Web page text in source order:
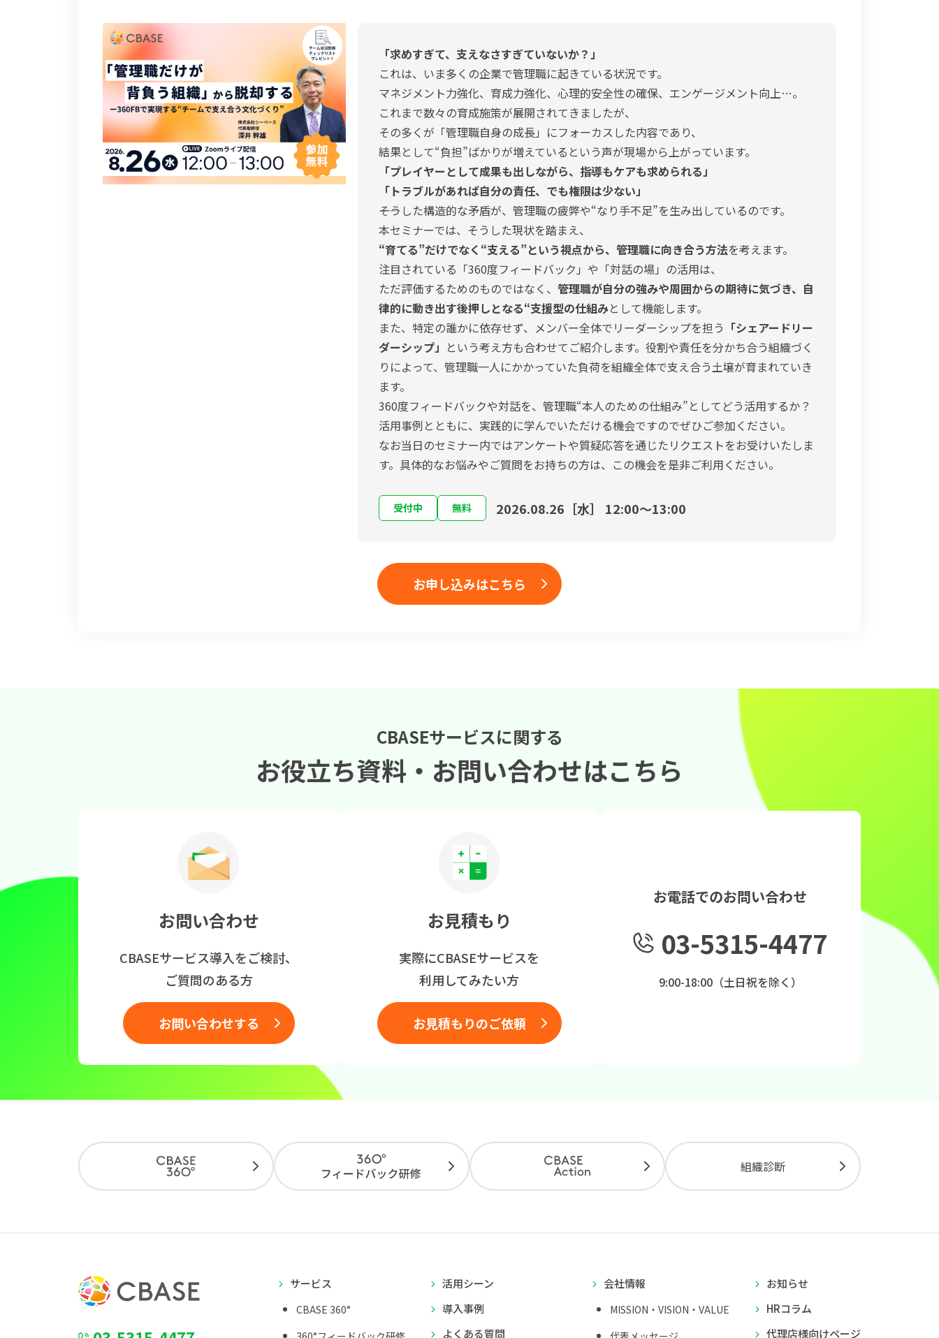
「求めすぎて、支えなさすぎていないか？」
これは、いま多くの企業で管理職に起きている状況です。
マネジメント力強化、育成力強化、心理的安全性の確保、エンゲージメント向上…。
これまで数々の育成施策が展開されてきましたが、
その多くが「管理職自身の成長」にフォーカスした内容であり、
結果として“負担”ばかりが増えているという声が現場から上がっています。
「プレイヤーとして成果も出しながら、指導もケアも求められる」
「トラブルがあれば自分の責任、でも権限は少ない」
――そうした構造的な矛盾が、管理職の疲弊や“なり手不足”を生み出しているのです。
本セミナーでは、そうした現状を踏まえ、
“育てる”だけでなく“支える”という視点から、管理職に向き合う方法を考えます。
注目されている「360度フィードバック」や「対話の場」の活用は、
ただ評価するためのものではなく、 管理職が自分の強みや周囲からの期待に気づき、自
律的に動き出す後押しとなる“支援型の仕組みとして機能します。
また、特定の誰かに依存せず、メンバー全体でリーダーシップを担う 「シェアードリー
ダーシップ」 という考え方も合わせてご紹介します。役割や責任を分かち合う組織づく
りによって、管理職一人にかかっていた負荷を組織全体で支え合う土壌が育まれていき
ます。
360度フィードバックや対話を、管理職“本人のための仕組み”としてどう活用するか？
活用事例とともに、実践的に学んでいただける機会ですのでぜひご参加ください。
なお当日のセミナー内ではアンケートや質疑応答を通じたリクエストをお受けいたしま
す。具体的なお悩みやご質問をお持ちの方は、この機会を是非ご利用ください。
受付中 無料 2026.08.26［水］ 12:00〜13:00
お申し込みはこちら
CBASEサービスに関する
お役立ち資料・ お問い合わせはこちら
お問い合わせ
CBASEサービス導入をご検討、
ご質問のある方
お問い合わせする
お見積もり
実際にCBASEサービスを
利用してみたい方
お見積もりのご依頼
お電話でのお問い合わせ
03-5315-4477
9:00-18:00（土日祝を除く）
組織診断
サービス
CBASE 360°
活用シーン
導入事例
よくある質問
会社情報
MISSION・VISION・VALUE
お知らせ
HRコラム
代理店様向けページ